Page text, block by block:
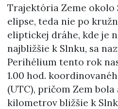
Trajektória Zeme okolo
elipse, teda nie po
eliptickej dráhe, kde je
najbližšie k Slnku, sa
Perihélium tento rok
1.00 hod.
(UTC), pričom Zem
kilometrov bližšie k